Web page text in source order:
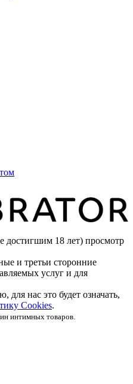
достигшим 18 лет) просмотр
и третьи сторонние
услуг и для
нас это будет означать,
Cookies.
интимных товаров.